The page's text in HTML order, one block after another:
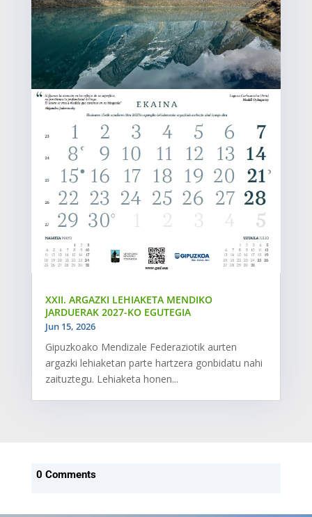
XXII. ARGAZKI LEHIAKETA MENDIKO
JARDUERAK 2027-KO EGUTEGIA
Jun 15, 2026
Gipuzkoako Mendizale Federaziotik aurten
argazki lehiaketan parte hartzera gonbidatu nahi
zaituztegu. Lehiaketa honen...
0 Comments